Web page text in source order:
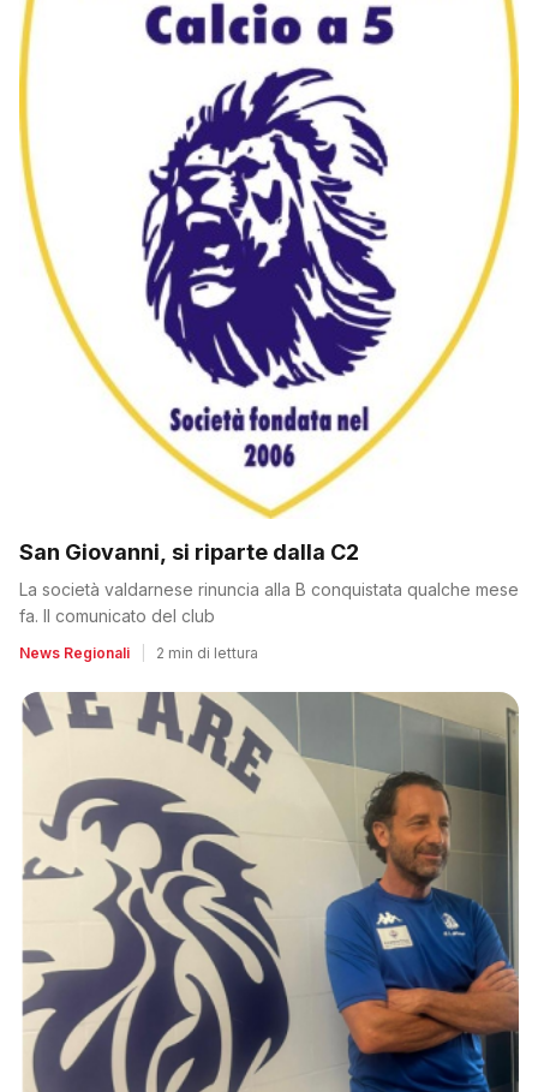
San Giovanni, si riparte dalla C2
La società valdarnese rinuncia alla B conquistata qualche mese
fa. Il comunicato del club
News Regionali 2 min di lettura